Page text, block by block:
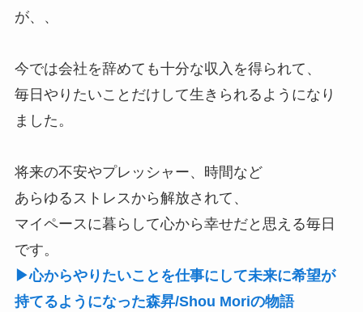
が、、
今では会社を辞めても十分な収入を得られて、
毎日やりたいことだけして生きられるようになり
ました。
将来の不安やプレッシャー、時間など
あらゆるストレスから解放されて、
マイペースに暮らして心から幸せだと思える毎日
です。
▶心からやりたいことを仕事にして未来に希望が
持てるようになった森昇/Shou Moriの物語